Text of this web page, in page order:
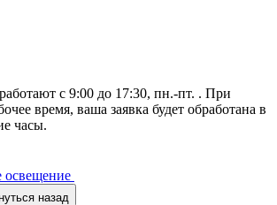
с 9:00 до 17:30, пн.-пт. . При
время, ваша заявка будет обработана в
часы.
освещение
назад